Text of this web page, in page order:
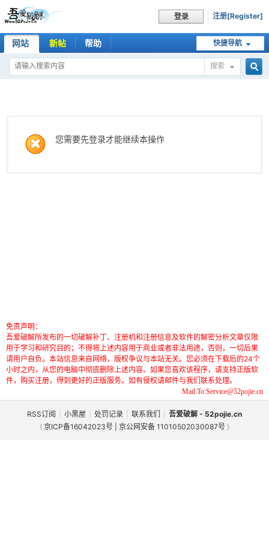
登录 注册[Register]
快捷导航
网站 新帖 帮助
搜索
您需要先登录才能继续本操作
免责声明：
吾爱破解所发布的一切破解补丁、注册机和注册信息及软件的解密分析文章仅限
用于学习和研究目的；不得将上述内容用于商业或者非法用途，否则，一切后果
请用户自负。本站信息来自网络，版权争议与本站无关。您必须在下载后的24个
小时之内，从您的电脑中彻底删除上述内容。如果您喜欢该程序，请支持正版软
件，购买注册，得到更好的正版服务。如有侵权请邮件与我们联系处理。
Mail To:Service@52pojie.cn
RSS订阅 小黑屋 处罚记录 联系我们
吾爱破解 - 52pojie.cn
( 京ICP备16042023号 | 京公网安备 11010502030087号 )